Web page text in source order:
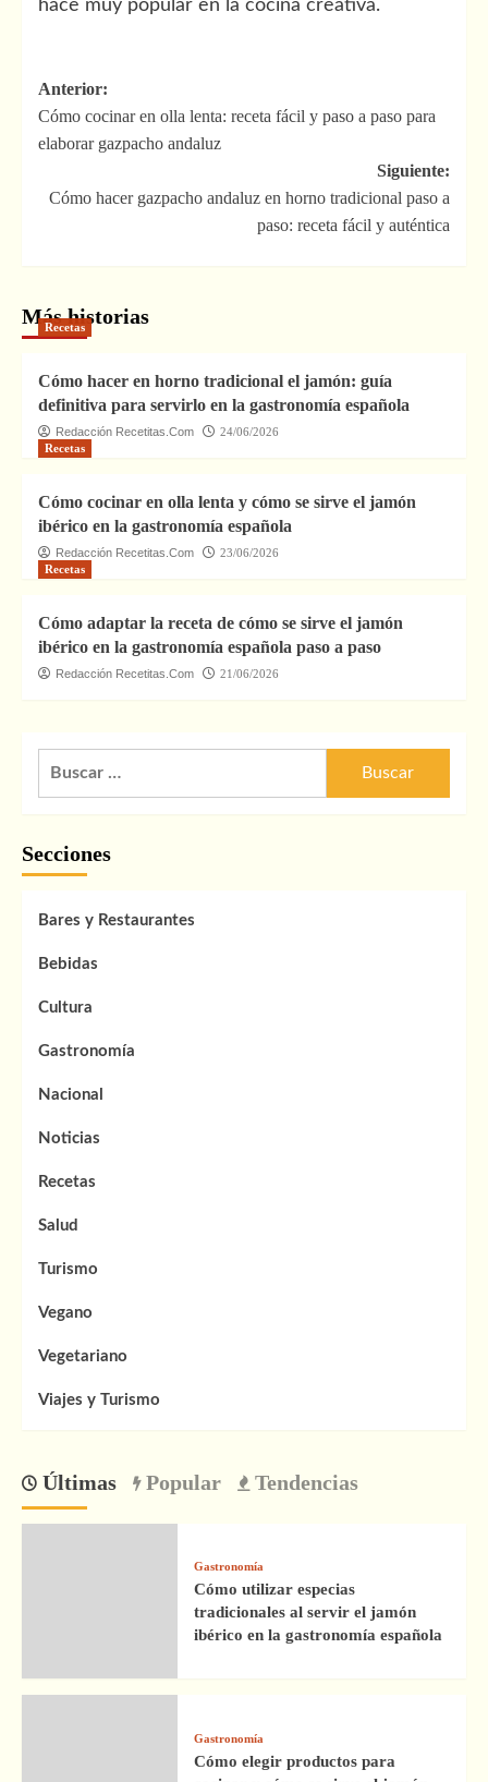
hace muy popular en la cocina creativa.
Navegación
de
entradas
Anterior:
Cómo cocinar en olla lenta: receta fácil y paso a paso para
elaborar gazpacho andaluz
Siguiente:
Cómo hacer gazpacho andaluz en horno tradicional paso a
paso: receta fácil y auténtica
Más historias
Recetas
Cómo hacer en horno tradicional el jamón: guía
definitiva para servirlo en la gastronomía española
Redacción Recetitas.Com
24/06/2026
Recetas
Cómo cocinar en olla lenta y cómo se sirve el jamón
ibérico en la gastronomía española
Redacción Recetitas.Com
23/06/2026
Recetas
Cómo adaptar la receta de cómo se sirve el jamón
ibérico en la gastronomía española paso a paso
Redacción Recetitas.Com 21/06/2026
Secciones
Bares y Restaurantes
Bebidas
Cultura
Gastronomía
Nacional
Noticias
Recetas
Salud
Turismo
Vegano
Vegetariano
Viajes y Turismo
Últimas Popular Tendencias
Gastronomía
Cómo utilizar especias
tradicionales al servir el jamón
ibérico en la gastronomía española
Gastronomía
Cómo elegir productos para